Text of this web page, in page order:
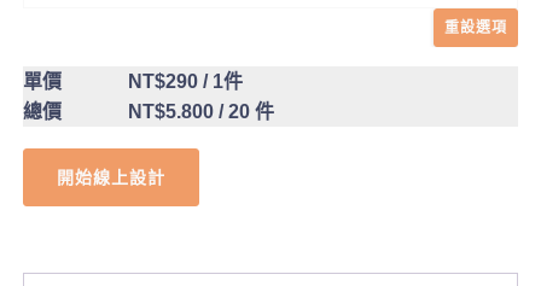
重設選項
單價 NT$290/ 1件
總價
NT$5.800/ 20 件
開始線上設計